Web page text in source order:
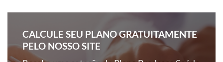
CALCULE SEU PLANO GRATUITAMENTE
PELO NOSSO SITE